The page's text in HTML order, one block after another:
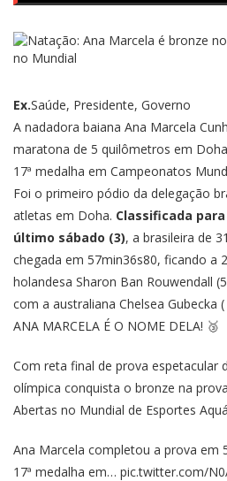
Ex.Saúde, Presidente, Governo
A nadadora baiana Ana Marcela
maratona de 5 quilômetros em
17ª medalha em Campeonatos
Foi o primeiro pódio da delegação
atletas em Doha. Classificada
último sábado (3), a brasileira de
chegada em 57min36s80, ficando a
holandesa Sharon Ban Rouwendall
com a australiana Chelsea Gubecka
ANA MARCELA É O NOME DELA! 🥉
Com reta final de prova espetacular
olímpica conquista o bronze na
Abertas no Mundial de Esportes
Ana Marcela completou a prova em
17ª medalha em… pic.twitter.com/